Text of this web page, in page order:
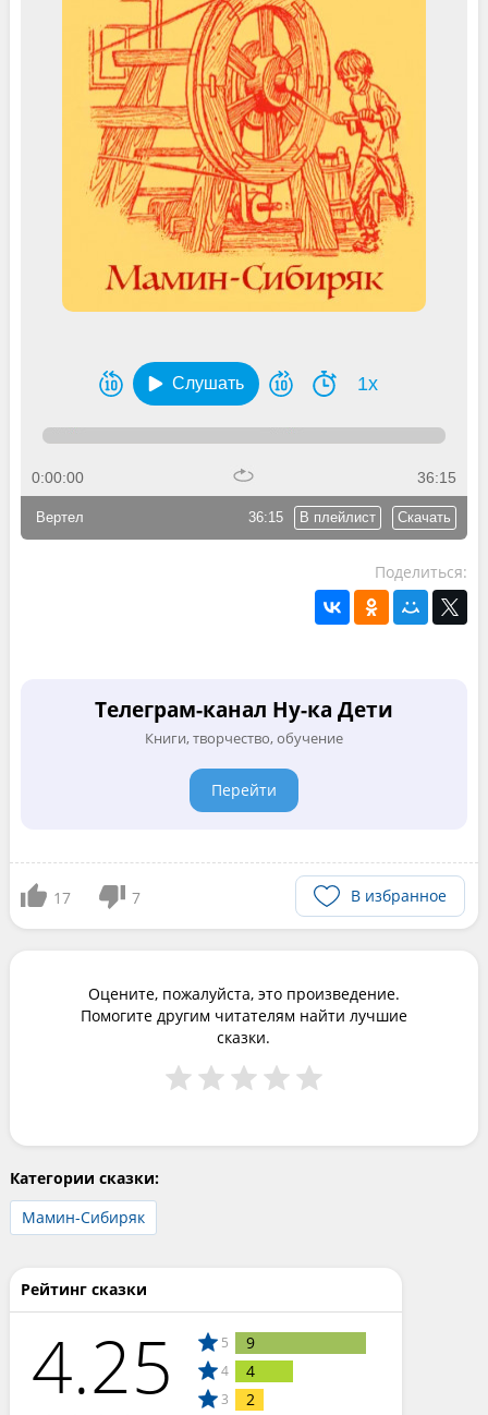
Слушать 1x
0:00:00 36:15
36:15 В плейлист Скачать
Вертел
Поделиться:
Телеграм-канал Ну-ка Дети
Книги, творчество, обучение
Перейти
17 7 В избранное
Оцените, пожалуйста, это произведение.
Помогите другим читателям найти лучшие
сказки.
Категории сказки:
Мамин-Сибиряк
Рейтинг сказки
4.25 5 9
4 4
3 2